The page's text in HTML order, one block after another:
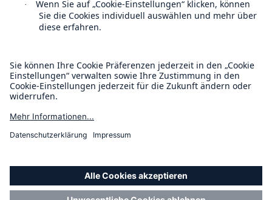
Datenschutz
Rechtliche Hinweise
Sitemap
Impressum
Fakten
CLARA reduziert die Wartezeit bis zur
Versicherung bis zu